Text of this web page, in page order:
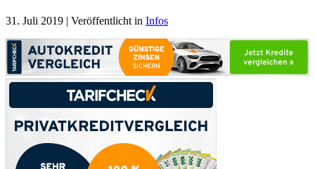
31. Juli 2019 | Veröffentlicht in Infos